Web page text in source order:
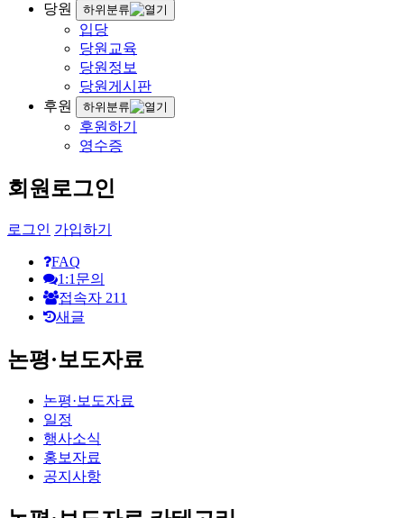
당원
하위분류
입당
당원교육
당원정보
당원게시판
후원
하위분류
후원하기
영수증
회원로그인
로그인 가입하기
FAQ
1:1문의
접속자 211
새글
논평·보도자료
논평·보도자료
일정
행사소식
홍보자료
공지사항